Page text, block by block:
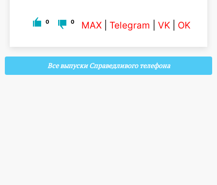
0 0 MAX Telegram VK OK
Все выпуски Справедливого телефона